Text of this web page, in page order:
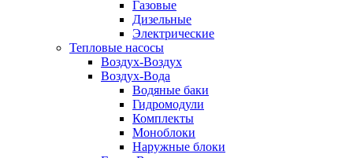
Газовые
Дизельные
Электрические
Тепловые насосы
Воздух-Воздух
Воздух-Вода
Водяные баки
Гидромодули
Комплекты
Моноблоки
Наружные блоки